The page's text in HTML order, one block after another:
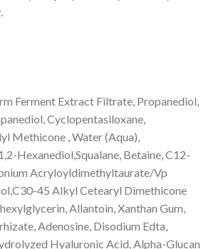
Ferment Extract Filtrate, Propanediol,
Cyclopentasiloxane,
Methicone , Water (Aqua),
Hexanediol,Squalane, Betaine, C12-
Acryloyldimethyltaurate/Vp
45 Alkyl Cetearyl Dimethicone
Allantoin, Xanthan Gum,
Adenosine, Disodium Edta,
Hyaluronic Acid, Alpha-Glucan